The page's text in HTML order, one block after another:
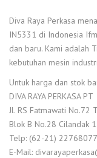
Diva Raya Perkasa
IN5331 di Indonesia
dan baru. Kami adalah
kebutuhan mesin
Untuk harga dan stok
DIVA RAYA PERKASA PT
Jl. RS Fatmawati No.72
Blok B No.28 Cilandak
Telp: (62-21)
E-Mail: